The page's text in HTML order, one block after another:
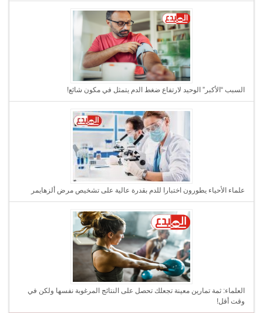
السبب “الأكبر” الوحيد لارتفاع ضغط الدم يتمثل في مكون شائع!
علماء الأحياء يطورون اختبارا للدم بقدرة عالية على تشخيص مرض ألزهايمر
العلماء: ثمة تمارين معينة تجعلك تحصل على النتائج المرغوبة نفسها ولكن في
وقت أقل!